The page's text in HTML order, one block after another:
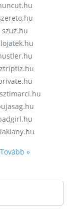
szuz.hu
Tovább »